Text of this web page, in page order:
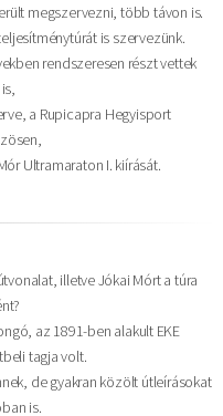
megszervezni, több távon is.
is szervezünk.
rendszeresen részt vettek
a Rupicapra Hegyisport
Ultramaraton I. kiírását.
illetve Jókai Mórt a túra
az 1891-ben alakult EKE
tagja volt.
de gyakran közölt útleírásokat
is.